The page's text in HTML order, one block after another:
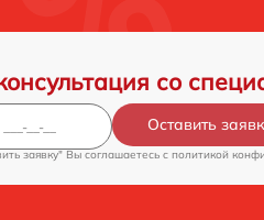
со
Оставить
заявку" Вы соглашаетесь c политикой